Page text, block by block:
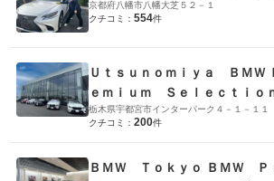
京都府八幡市八幡大芝５２－１
クチコミ： 554件
Ｕｔｓｕｎｏｍｉｙａ ＢＭＷ
ｅｍｉｕｍ Ｓｅｌｅｃｔｉ
栃木県宇都宮市インターパーク４－１－１１
クチコミ： 200件
ＢＭＷ Ｔｏｋｙｏ ＢＭＷ Ｐ